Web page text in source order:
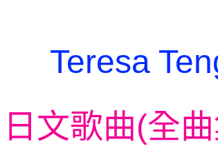
Teresa
日文歌曲(全